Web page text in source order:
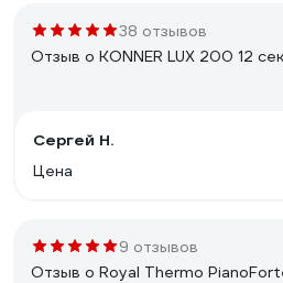
38 отзывов
Отзыв о KONNER LUX 200 12
Сергей Н.
Цена
9 отзывов
Отзыв о Royal Thermo